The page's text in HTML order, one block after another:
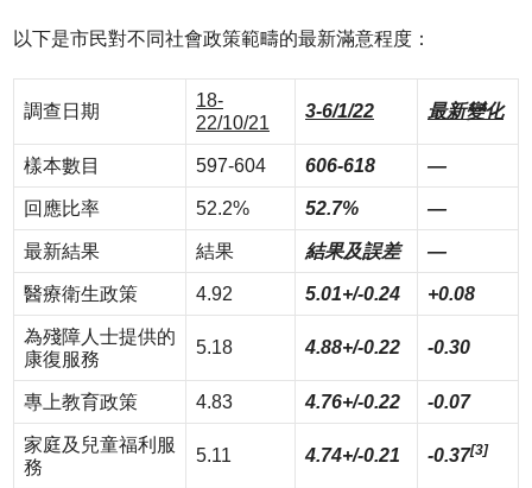
以下是市民對不同社會政策範疇的最新滿意程度：
調查日期
18-
22/10/21
3-6/1/22 最新變化
樣本數目 597-604 606-618 —
回應比率 52.2% 52.7% —
最新結果 結果 結果及誤差 —
醫療衛生政策 4.92 5.01+/-0.24 +0.08
為殘障人士提供的
康復服務
5.18 4.88+/-0.22 -0.30
專上教育政策 4.83 4.76+/-0.22 -0.07
家庭及兒童福利服
務
5.11 4.74+/-0.21 -0.37[3]